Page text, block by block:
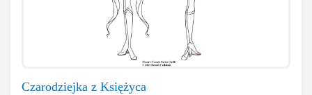
Czarodziejka z Księżyca